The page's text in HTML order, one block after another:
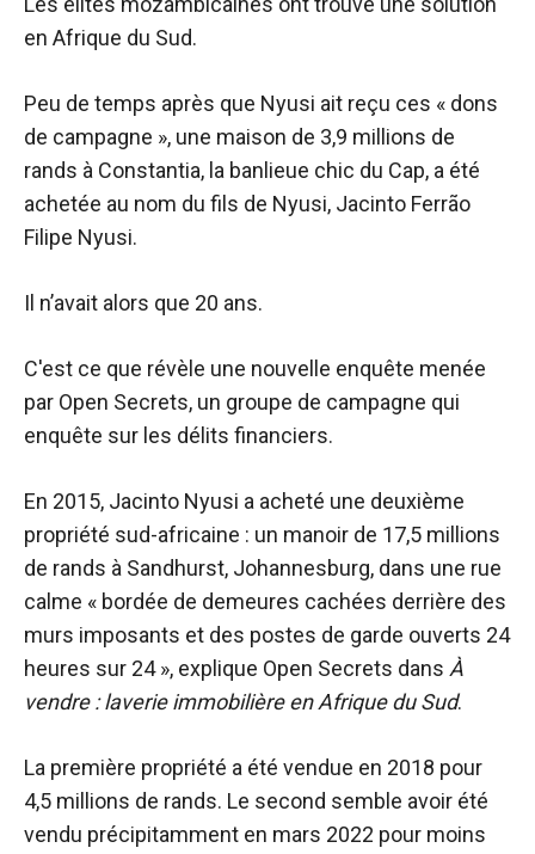
en Afrique du Sud.
Peu de temps après que Nyusi ait reçu ces « dons
de campagne », une maison de 3,9 millions de
rands à Constantia, la banlieue chic du Cap, a été
achetée au nom du fils de Nyusi, Jacinto Ferrão
Filipe Nyusi.
Il n’avait alors que 20 ans.
C'est ce que révèle une nouvelle enquête menée
par Open Secrets, un groupe de campagne qui
enquête sur les délits financiers.
En 2015, Jacinto Nyusi a acheté une deuxième
propriété sud-africaine : un manoir de 17,5 millions
de rands à Sandhurst, Johannesburg, dans une rue
calme « bordée de demeures cachées derrière des
murs imposants et des postes de garde ouverts 24
heures sur 24 », explique Open Secrets dans À
vendre : laverie immobilière en Afrique du Sud.
La première propriété a été vendue en 2018 pour
4,5 millions de rands. Le second semble avoir été
vendu précipitamment en mars 2022 pour moins